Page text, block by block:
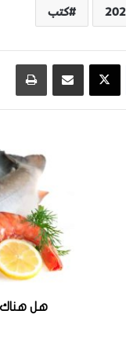
كتب
فيسبوك ‫X مشاركة عبر البريد
هل هناك